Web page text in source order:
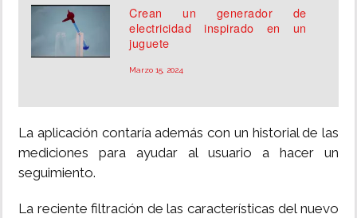
Crean un generador de
electricidad inspirado en un
juguete
Marzo 15, 2024
La aplicación contaría además con un historial de las
mediciones para ayudar al usuario a hacer un
seguimiento.
La reciente filtración de las características del nuevo